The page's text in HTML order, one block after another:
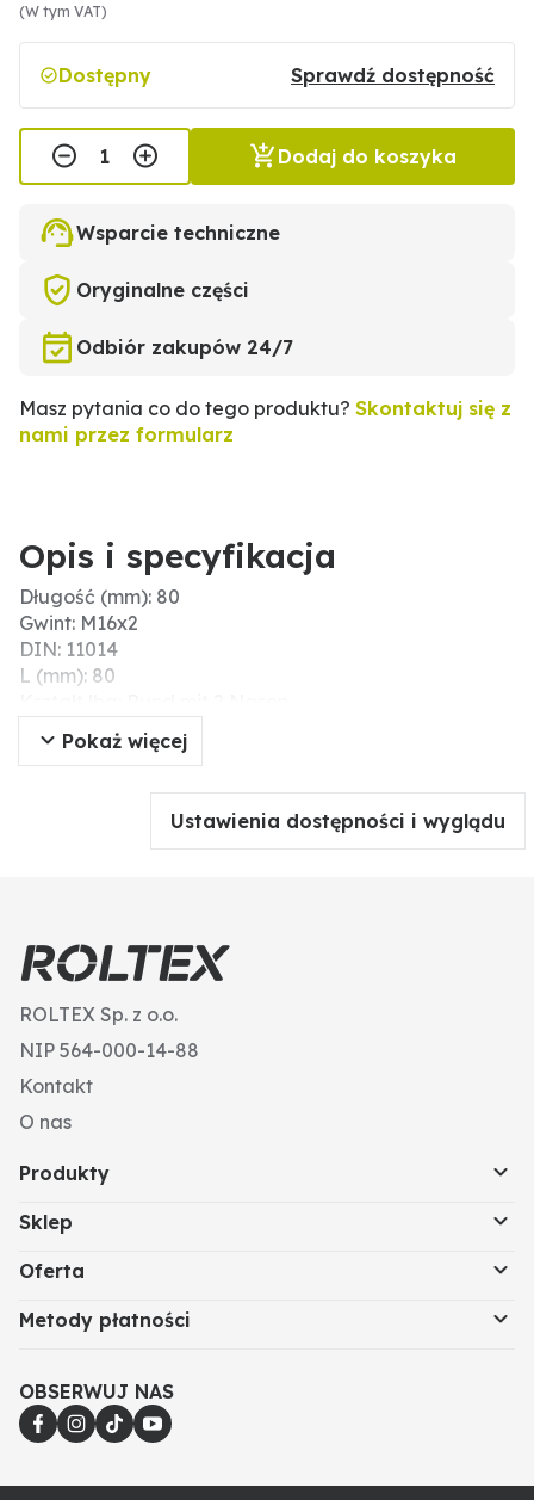
(W tym VAT)
Dostępny Sprawdź dostępność
Dodaj do koszyka
Wsparcie techniczne
Oryginalne części
Odbiór zakupów 24/7
Masz pytania co do tego produktu? Skontaktuj się z
nami przez formularz
Opis i specyfikacja
Długość (mm): 80
Gwint: M16x2
DIN: 11014
L (mm): 80
Jakość: 10.9
Pokaż więcej
Ustawienia dostępności i wyglądu
ROLTEX Sp. z o.o.
NIP 564-000-14-88
Kontakt
O nas
Produkty
Sklep
Oferta
Metody płatności
OBSERWUJ NAS